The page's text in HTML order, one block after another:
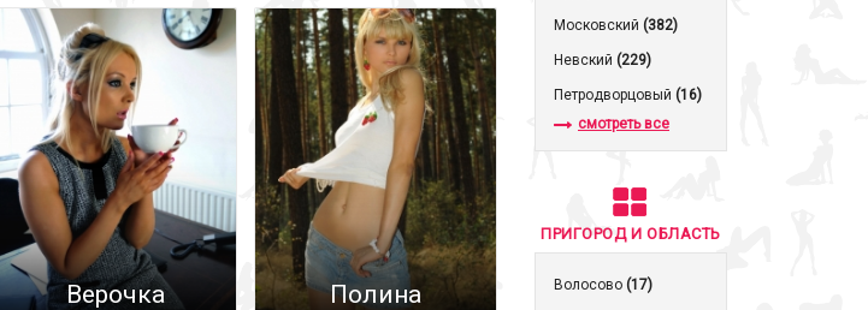
Верочка Полина
Московский (382)
Невский (229)
Петродворцовый (16)
смотреть все
ПРИГОРОД И ОБЛАСТЬ
Волосово (17)